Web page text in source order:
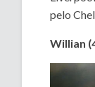
pelo
Willian